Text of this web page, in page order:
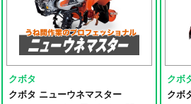
クボタ
クボタ ニューウネマスター
クボ
クボ